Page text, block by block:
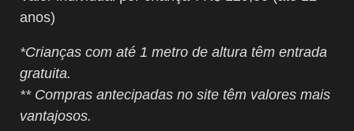
anos)
*Crianças com até 1 metro de altura têm entrada
gratuita.
** Compras antecipadas no site têm valores mais
vantajosos.